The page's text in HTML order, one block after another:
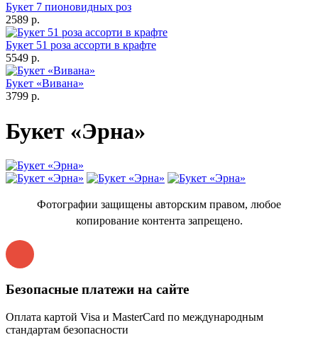
Букет 7 пионовидных роз
2589 р.
Букет 51 роза ассорти в крафте
5549 р.
Букет «Вивана»
3799 р.
Букет «Эрна»
Фотографии защищены авторским правом, любое
копирование контента запрещено.
Безопасные платежи на сайте
Оплата картой Visa и MasterCard по международным
стандартам безопасности